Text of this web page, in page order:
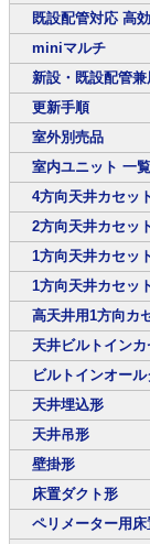
既設配管対応 高
miniマルチ
新設・既設配管
更新手順
室外別売品
室内ユニット 一覧
4方向天井カセッ
2方向天井カセッ
1方向天井カセッ
1方向天井カセッ
高天井用1方向カ
天井ビルトイン
ビルトインオー
天井埋込形
天井吊形
壁掛形
床置ダクト形
ペリメーター用